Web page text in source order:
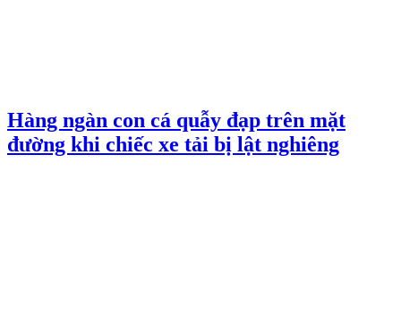
Hàng ngàn con cá quẫy đạp trên mặt
đường khi chiếc xe tải bị lật nghiêng